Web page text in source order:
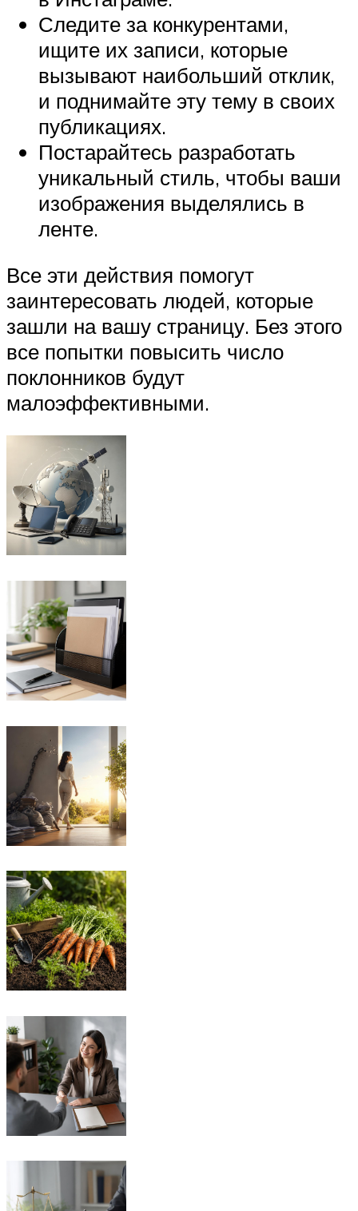
Следите за конкурентами,
ищите их записи, которые
вызывают наибольший отклик,
и поднимайте эту тему в своих
публикациях.
Постарайтесь разработать
уникальный стиль, чтобы ваши
изображения выделялись в
ленте.
Все эти действия помогут
заинтересовать людей, которые
зашли на вашу страницу. Без этого
все попытки повысить число
поклонников будут
малоэффективными.